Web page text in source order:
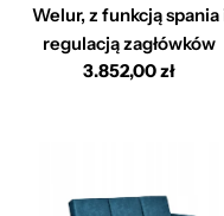
Welur, z funkcją spania
regulacją zagłówków
Cena
3.852,00 zł